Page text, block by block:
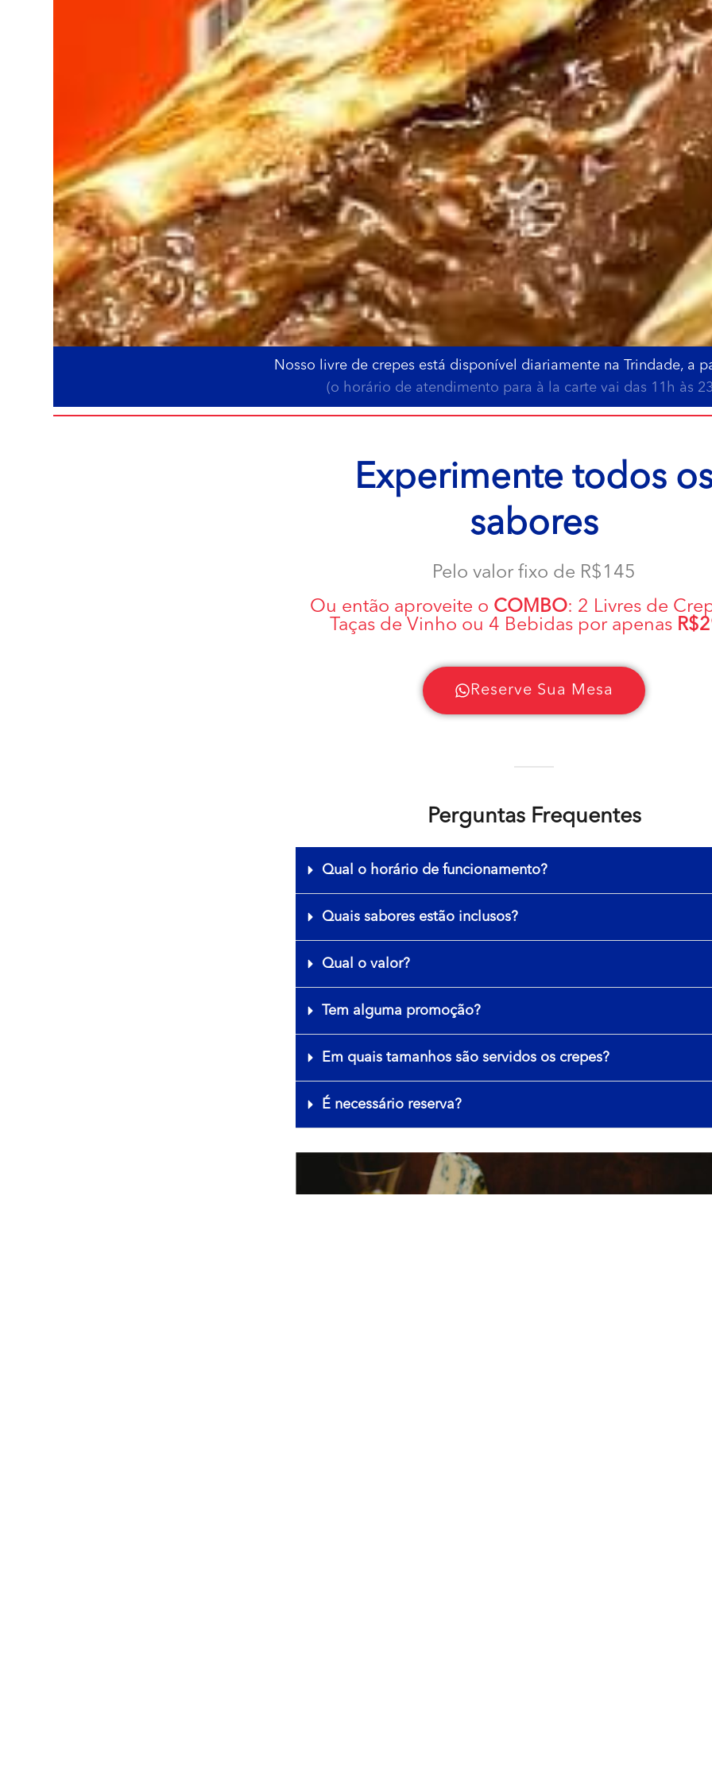
Nosso livre de crepes está disponível diariamente na Trindade, a
(o horário de atendimento para à la carte vai das 11h às
Experimente todos
sabores
Pelo valor fixo de R$145
Ou então aproveite o COMBO: 2 Livres de
Taças de Vinho ou 4 Bebidas por apenas
Reserve Sua Mesa
Perguntas Frequentes
Qual o horário de funcionamento?
Quais sabores estão inclusos?
Qual o valor?
Tem alguma promoção?
Em quais tamanhos são servidos os crepes?
É necessário reserva?